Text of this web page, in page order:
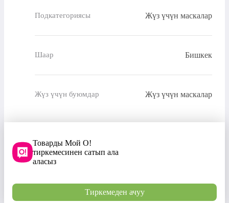
Подкатегориясы Жүз үчүн маскалар
Шаар Бишкек
Жүз үчүн буюмдар Жүз үчүн маскалар
Товарды Мой О!
тиркемесинен сатып ала
аласыз
Тиркемеден ачуу